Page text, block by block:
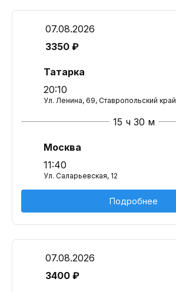
07.08.2026
3350 ₽
Татарка
20:10
Ул. Ленина, 69, Ставропольский край
15 ч 30 м
Москва
11:40
Ул. Саларьевская, 12
Подробнее
07.08.2026
3400 ₽